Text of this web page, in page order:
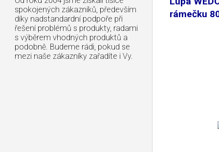
spokojených zákazníků, především
díky nadstandardní podpoře při
řešení problémů s produkty, radami
s výběrem vhodných produktů a
podobně. Budeme rádi, pokud se
mezi naše zákazníky zařadíte i Vy.
rámečku